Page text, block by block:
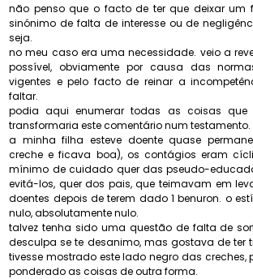
não penso que o facto de ter que deixar um
sinónimo de falta de interesse ou de
seja.
no meu caso era uma necessidade. veio a
possível, obviamente por causa das
vigentes e pelo facto de reinar a
faltar.
podia aqui enumerar todas as coisas que
transformaria este comentário num testamento.
a minha filha esteve doente quase
creche e ficava boa), os contágios eram
mínimo de cuidado quer das pseudo-
evitá-los, quer dos pais, que teimavam em
doentes depois de terem dado 1 benuron. o
nulo, absolutamente nulo.
talvez tenha sido uma questão de falta de
desculpa se te desanimo, mas gostava de ter
tivesse mostrado este lado negro das creches,
ponderado as coisas de outra forma.